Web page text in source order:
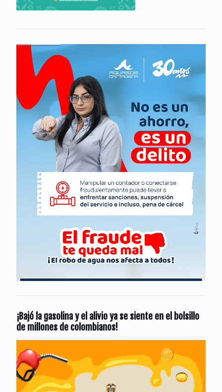
¡Bajó la gasolina y el alivio ya se siente en el bolsillo
de millones de colombianos!
de
vídeo